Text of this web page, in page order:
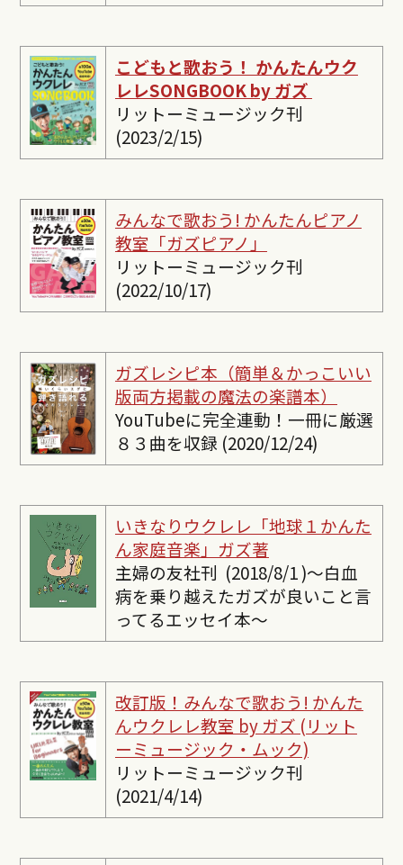
こどもと歌おう！ かんたんウク
レレSONGBOOK by ガズ
リットーミュージック刊
(2023/2/15)
みんなで歌おう! かんたんピアノ
教室「ガズピアノ」
リットーミュージック刊
(2022/10/17)
ガズレシピ本（簡単＆かっこいい
版両方掲載の魔法の楽譜本）
YouTubeに完全連動！一冊に厳選
８３曲を収録 (2020/12/24)
いきなりウクレレ「地球１かんた
ん家庭音楽」ガズ著
主婦の友社刊 (2018/8/1 )〜白血
病を乗り越えたガズが良いこと言
ってるエッセイ本〜
改訂版！みんなで歌おう! かんた
んウクレレ教室 by ガズ (リット
ーミュージック・ムック)
リットーミュージック刊
(2021/4/14)